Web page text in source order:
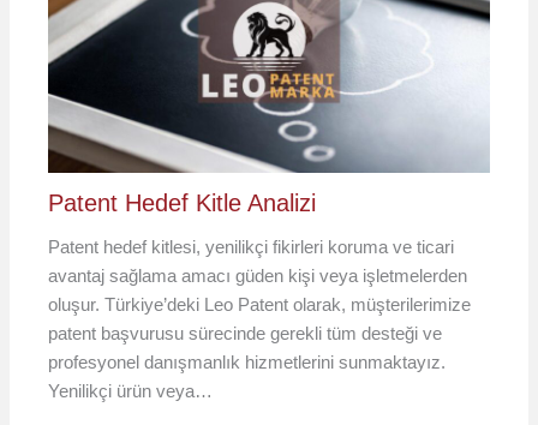
Patent Hedef Kitle Analizi
Patent hedef kitlesi, yenilikçi fikirleri koruma ve ticari
avantaj sağlama amacı güden kişi veya işletmelerden
oluşur. Türkiye’deki Leo Patent olarak, müşterilerimize
patent başvurusu sürecinde gerekli tüm desteği ve
profesyonel danışmanlık hizmetlerini sunmaktayız.
Yenilikçi ürün veya…